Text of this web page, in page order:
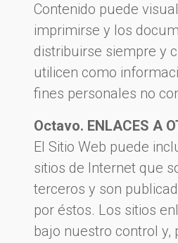
Contenido puede
imprimirse y los
distribuirse siempre y
utilicen como
fines personales no
Octavo. ENLACES A
El Sitio Web puede
sitios de Internet que
terceros y son
por éstos. Los sitios
bajo nuestro control y,